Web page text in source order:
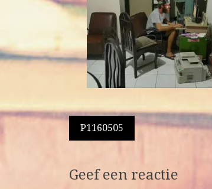
Berichtnavigatie
P1160505
Geef een reactie